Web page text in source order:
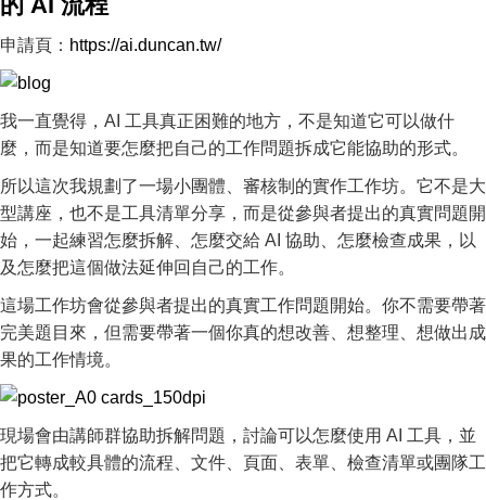
申請頁： https://ai.duncan.tw/
我一直覺得，AI 工具真正困難的地方，不是知道它可以做什
麼，而是知道要怎麼把自己的工作問題拆成它能協助的形式。
所以這次我規劃了一場小團體、審核制的實作工作坊。它不是大
型講座，也不是工具清單分享，而是從參與者提出的真實問題開
始，一起練習怎麼拆解、怎麼交給 AI 協助、怎麼檢查成果，以
及怎麼把這個做法延伸回自己的工作。
這場工作坊會從參與者提出的真實工作問題開始。你不需要帶著
完美題目來，但需要帶著一個你真的想改善、想整理、想做出成
果的工作情境。
現場會由講師群協助拆解問題，討論可以怎麼使用 AI 工具，並
把它轉成較具體的流程、文件、頁面、表單、檢查清單或團隊工
作方式。